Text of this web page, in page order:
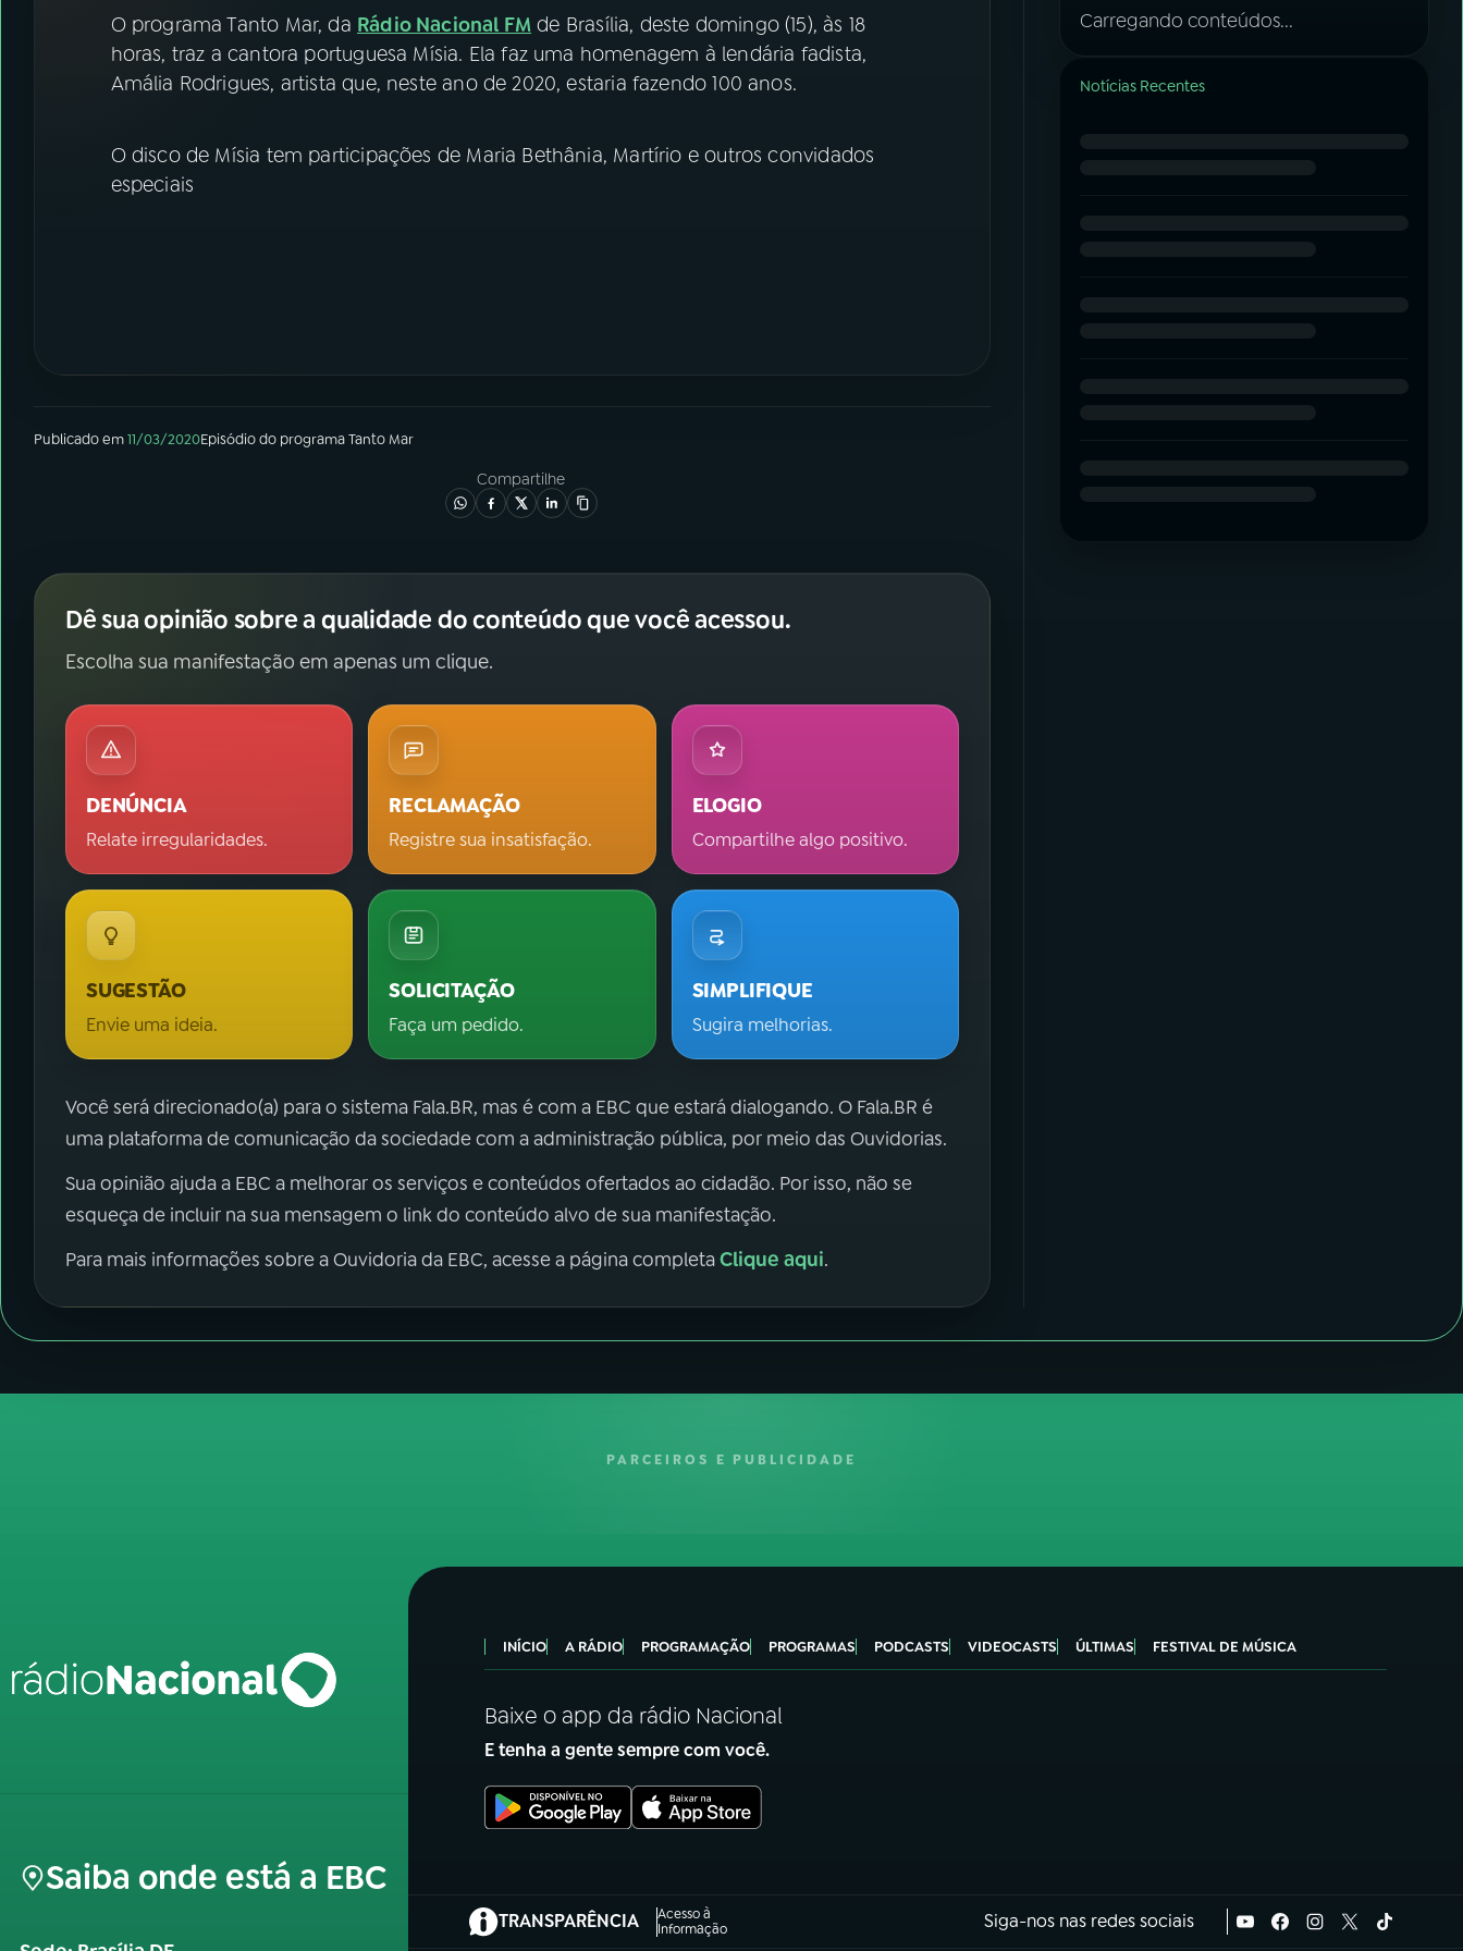
FESTIVAL DE MÚSICA
ACOMPANHE A RÁDIO NACIONAL
YouTube
O programa Tanto Mar, da Rádio Nacional FM de Brasília, deste domingo (15), às 18
horas, traz a cantora portuguesa Mísia. Ela faz uma homenagem à lendária fadista,
Amália Rodrigues, artista que, neste ano de 2020, estaria fazendo 100 anos.
O disco de Mísia tem participações de Maria Bethânia, Martírio e outros convidados
especiais
Publicado em11/03/2020Episódiodo programaTanto Mar
Compartilhe
Dê sua opinião sobre a qualidade do conteúdo que você acessou.
Escolha sua manifestação em apenas um clique.
DENÚNCIA
Relate irregularidades.
RECLAMAÇÃO
Registre sua insatisfação.
ELOGIO
Compartilhe algo positivo.
SUGESTÃO
Envie uma ideia.
SOLICITAÇÃO
Faça um pedido.
SIMPLIFIQUE
Sugira melhorias.
Você será direcionado(a) para o sistema Fala.BR, mas é com a EBC que estará dialogando. O Fala.BR é
uma plataforma de comunicação da sociedade com a administração pública, por meio das Ouvidorias.
Sua opinião ajuda a EBC a melhorar os serviços e conteúdos ofertados ao cidadão. Por isso, não se
esqueça de incluir na sua mensagem o link do conteúdo alvo de sua manifestação.
Para mais informações sobre a Ouvidoria da EBC, acesse a página completaClique aqui.
Carregando conteúdos...
Notícias Recentes
PARCEIROS E PUBLICIDADE
Saiba onde está a EBC
INÍCIO A RÁDIO PROGRAMAÇÃO PROGRAMAS PODCASTS VIDEOCASTS ÚLTIMAS FESTIVAL DE MÚSICA
Baixe o app da rádio Nacional
E tenha a gente sempre com você.
TRANSPARÊNCIA
Acesso à
Informação
(abre em nova aba) Siga-nos nas redes sociais